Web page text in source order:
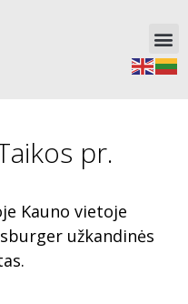
pr.
Kauno vietoje
užkandinės